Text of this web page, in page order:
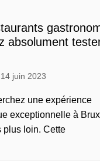
absolument
14 juin 2023
une expérience
exceptionnelle à
plus loin. Cette